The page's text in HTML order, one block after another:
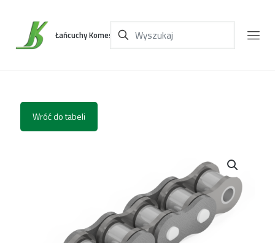
Łańcuchy Komes
Wróć do tabeli